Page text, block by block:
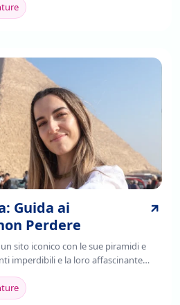
Guida ai
Perdere
sito iconico con le sue piramidi e
imperdibili e la loro affascinante